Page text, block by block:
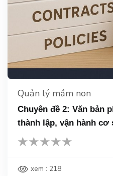
Quản lý mầm non
Chuyên đề 2: Văn bản
thành lập, vận hành cơ
xem : 218